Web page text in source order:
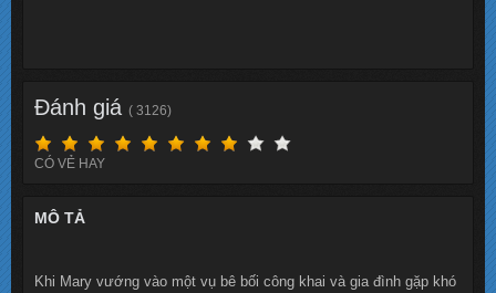
Đánh giá ( 3126)
CÓ VẺ HAY
MÔ TẢ
Khi Mary vướng vào một vụ bê bối công khai và gia đình gặp khó